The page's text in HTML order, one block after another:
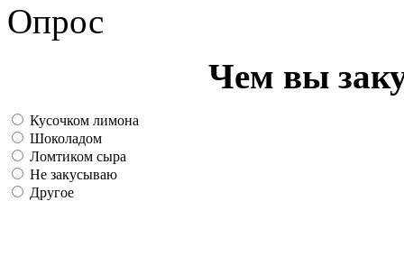
Опрос
Чем вы
Кусочком лимона
Шоколадом
Ломтиком сыра
Не закусываю
Другое